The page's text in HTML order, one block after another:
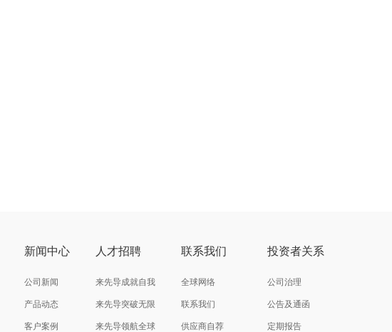
新闻中心
公司新闻
产品动态
客户案例
人才招聘
来先导成就自我
来先导突破无限
来先导领航全球
联系我们
全球网络
联系我们
供应商自荐
投资者关系
公司治理
公告及通函
定期报告